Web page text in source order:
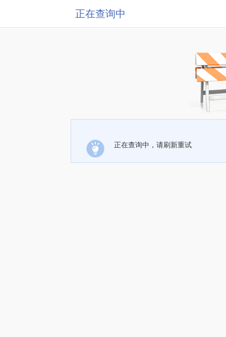
正在查询中
正在查询中，请刷新重试